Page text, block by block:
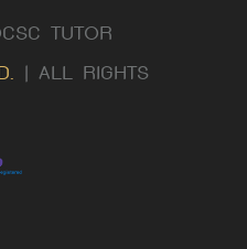
TUTOR
| ALL RIGHTS